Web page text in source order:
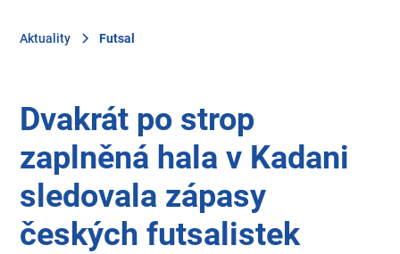
Aktuality Futsal
Dvakrát po strop
zaplněná hala v Kadani
sledovala zápasy
českých futsalistek